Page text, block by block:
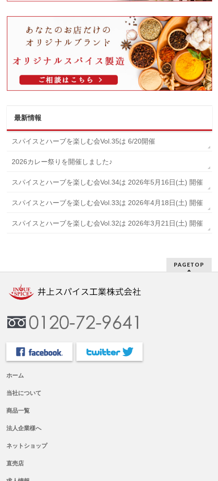
最新情報
スパイスとハーブを楽しむ会Vol.35は 6/20開催
2026カレー祭りを開催しました♪
スパイスとハーブを楽しむ会Vol.34は 2026年5月16日(土) 開催
スパイスとハーブを楽しむ会Vol.33は 2026年4月18日(土) 開催
スパイスとハーブを楽しむ会Vol.32は 2026年3月21日(土) 開催
PAGETOP
ホーム
当社について
商品一覧
法人企業様へ
ネットショップ
直売店